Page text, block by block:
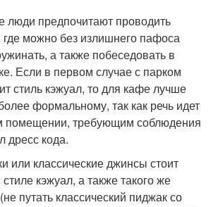
люди предпочитают проводить
можно без излишнего пафоса
а также побеседовать в
Если в первом случае с парком
стиль кэжуал, то для кафе лучше
формальному, так как речь идет
помещении, требующим соблюдения
дресс кода.
или классические джинсы стоит
кэжуал, а также такого же
путать классический пиджак со